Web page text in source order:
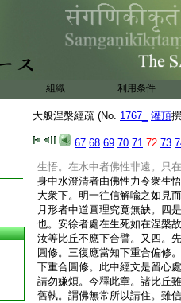
組織 利用条件
大般涅槃經疏 (No. 1767_ 灌頂
67 68 69 70 71 72 73
即是勝修。初云競捉者。即是
而習學之。瓦石自傷害譬苦。
我。砂礫水底分分離散譬無常
非得理。次歡喜持出下。譬今
慧今意不爾。猶是偏修之未明
乃知非眞。一往爲四。一悟昔
力令衆生悟。三明信解。四明
初文即今教起已方悟昔非。舊兩
前持出向後。莊嚴云。歡喜持
後。今皆爲一句。次是時寶珠
生悟。在水中者佛性非遠。只
身中水澄清者由佛性力令衆生
大衆下。明一往信解喩之如見
月形者中道圓理究竟無缺。四
也。安徐者處在生死如在涅槃
汝等比丘不應下合譬。又四。
圓修。三復應當知下重合偏修
下重合圓修。此中經文是留心
請勿嫌煩。今釋此章。諸比丘
舊執。謂佛無常所以請住。雖